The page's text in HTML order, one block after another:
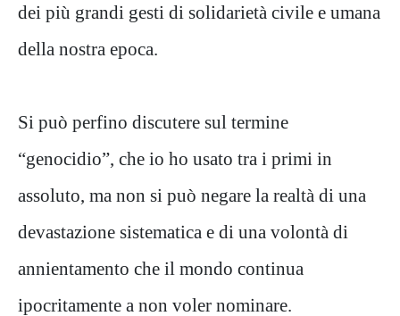
dei più grandi gesti di solidarietà civile e umana
della nostra epoca.
Si può perfino discutere sul termine
“genocidio”, che io ho usato tra i primi in
assoluto, ma non si può negare la realtà di una
devastazione sistematica e di una volontà di
annientamento che il mondo continua
ipocritamente a non voler nominare.